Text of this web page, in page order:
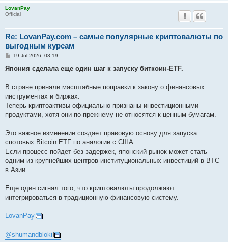
LovanPay
Official
Re: LovanPay.com – самые популярные криптовалюты по
выгодным курсам
P
s
19 Jul 2026, 03:19
Япония сделала еще один шаг к запуску биткоин-ETF.
В стране приняли масштабные поправки к закону о финансовых
инструментах и биржах.
Теперь криптоактивы официально признаны инвестиционными
продуктами, хотя они по-прежнему не относятся к ценным бумагам.
Это важное изменение создает правовую основу для запуска
спотовых Bitcoin ETF по аналогии с США.
Если процесс пойдет без задержек, японский рынок может стать
одним из крупнейших центров институциональных инвестиций в BTC
в Азии.
Еще один сигнал того, что криптовалюты продолжают
интегрироваться в традиционную финансовую систему.
LovanPay
@shumandbloki